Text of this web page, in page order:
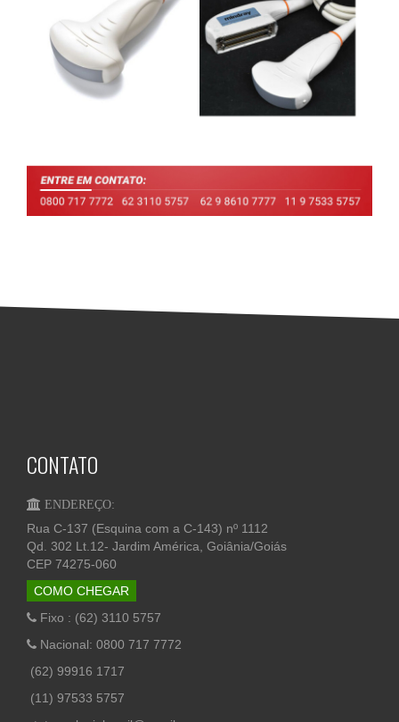
CONTATO
ENDEREÇO:
Rua C-137 (Esquina com a C-143) nº 1112
Qd. 302 Lt.12- Jardim América, Goiânia/Goiás
CEP 74275-060
COMO CHEGAR
Fixo : (62) 3110 5757
Nacional: 0800 717 7772
(62) 99916 1717
(11) 97533 5757